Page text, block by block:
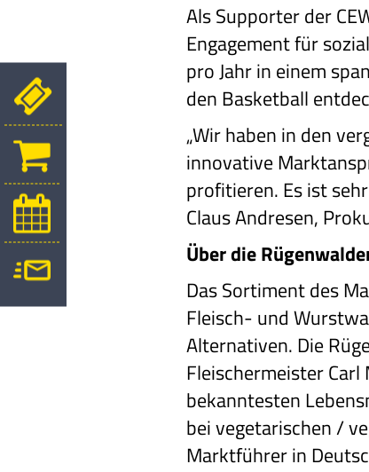
Als Supporter der
Engagement für
pro Jahr in einem
den Basketball
„Wir haben in den
innovative
profitieren. Es ist
Claus Andresen,
Über die
Das Sortiment des
Fleisch- und
Alternativen. Die
Fleischermeister
bekanntesten
bei vegetarischen /
Marktführer in